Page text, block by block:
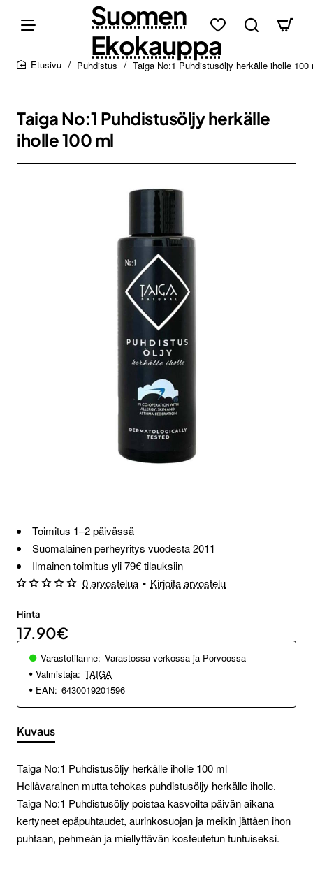
Suomen
Ekokauppa
Puhdistus Taiga No:1 Puhdistusöljy herkälle iholle 100
Taiga No:1 Puhdistusöljy herkälle
iholle 100 ml
Toimitus 1–2 päivässä
Suomalainen perheyritys vuodesta 2011
Ilmainen toimitus yli 79€ tilauksiin
0 arvostelua • Kirjoita arvostelu
Hinta
17.90€
Varastotilanne: Varastossa verkossa ja Porvoossa
Valmistaja: TAIGA
EAN: 6430019201596
Kuvaus
Taiga No:1 Puhdistusöljy herkälle iholle 100 ml
Hellävarainen mutta tehokas puhdistusöljy herkälle iholle.
Taiga No:1 Puhdistusöljy poistaa kasvoilta päivän aikana
kertyneet epäpuhtaudet, aurinkosuojan ja meikin jättäen ihon
puhtaan, pehmeän ja miellyttävän kosteutetun tuntuiseksi.